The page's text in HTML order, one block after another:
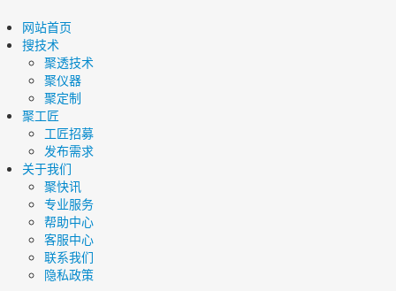
网站首页
搜技术
聚透技术
聚仪器
聚定制
聚工匠
工匠招募
发布需求
关于我们
聚快讯
专业服务
帮助中心
客服中心
联系我们
隐私政策